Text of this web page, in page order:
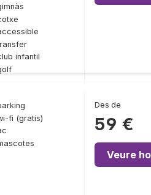
infantil
fi (gratis)
Des de
59 €
Veure